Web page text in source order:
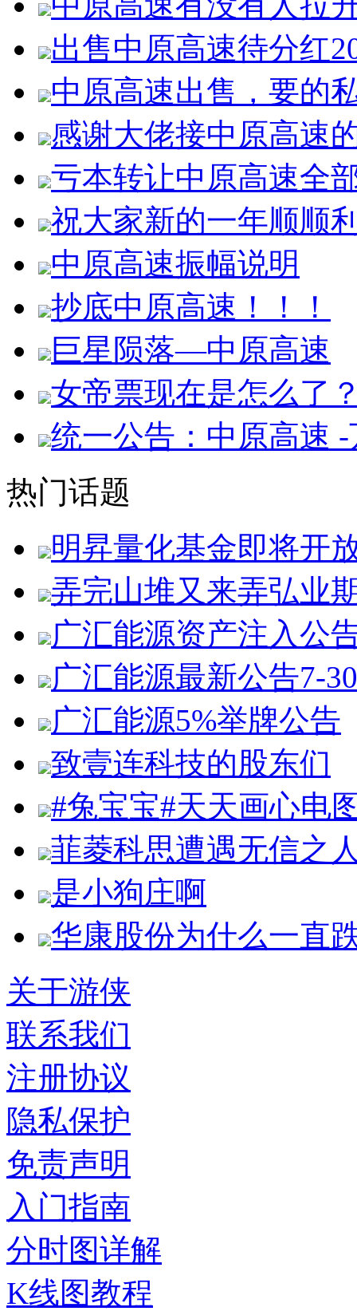
出售中原高速待分红
中原高速出售，要的
感谢大佬接中原高速
亏本转让中原高速全
祝大家新的一年顺顺
中原高速振幅说明
抄底中原高速！！！
巨星陨落—中原高速
女帝票现在是怎么了
统一公告：中原高速
热门话题
明昇量化基金即将开
弄完山堆又来弄弘业
广汇能源资产注入公
广汇能源最新公告7-30
广汇能源5%举牌公告
致壹连科技的股东们
#兔宝宝#天天画心电
菲菱科思遭遇无信之
是小狗庄啊
华康股份为什么一直
关于游侠
联系我们
注册协议
隐私保护
免责声明
入门指南
分时图详解
K线图教程